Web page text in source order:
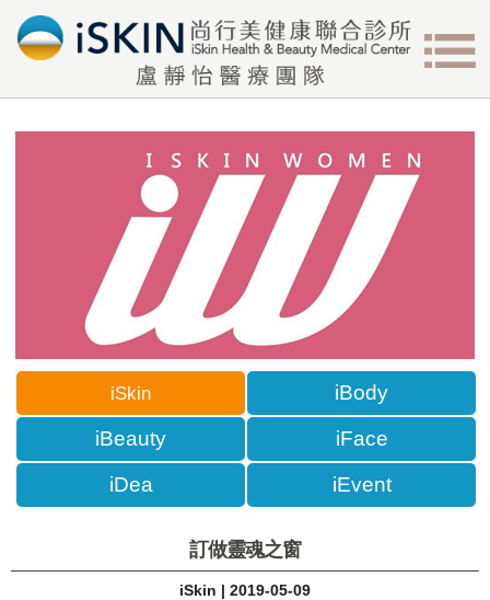
iSkin
iBeauty
iDea
iBody
iFace
iEvent
訂做靈魂之窗
iSkin | 2019-05-09